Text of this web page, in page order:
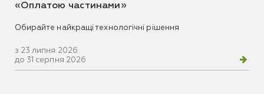
«Оплатою частинами»
Обирайте найкращі технологічні рішення
з 23 липня 2026
до 31 серпня 2026